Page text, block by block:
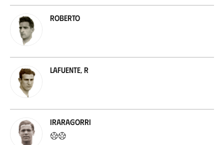
Roberto
Lafuente, R
Iraragorri